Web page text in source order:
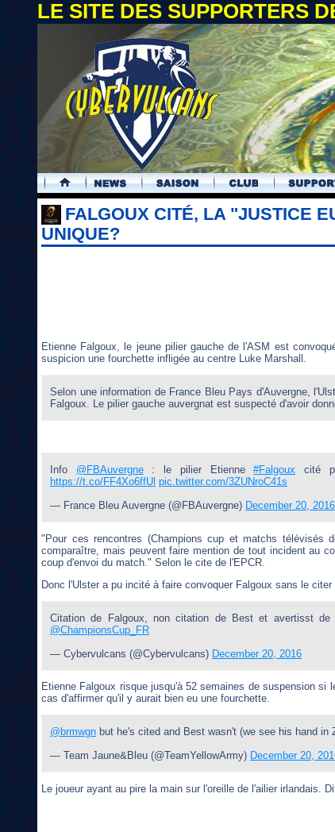
LE SITE DES SUPPORTERS
.
FALGOUX CITÉ, LA "JUSTICE
UNIQUE?
Etienne Falgoux, le jeune pilier gauche de l'ASM est
suspicion une fourchette infligée au centre Luke Marshall.
Selon une information de France Bleu Pays d'Auvergne,
Falgoux. Le pilier gauche auvergnat est suspecté d'avoir
Info @FBAuvergne: le pilier Etienne#Falgoux cité
https://t.co/FF4Xo6ffUl pic.twitter.com/3ZUNroC41s
— France Bleu Auvergne (@FBAuvergne) December 20, 2016
"Pour ces rencontres (Champions cup et matchs télévisés
comparaître, mais peuvent faire mention de tout incident au
coup d'envoi du match." Selon le cite de l'EPCR.
Donc l'Ulster a pu incité à faire convoquer Falgoux sans le citer
Citation de Falgoux, non citation de Best et avertisst
@ChampionsCup_FR
— Cybervulcans (@Cybervulcans) December 20, 2016
Etienne Falgoux risque jusqu'à 52 semaines de suspension
cas d'affirmer qu'il y aurait bien eu une fourchette.
@brmwgn but he's cited and Best wasn't (we see his hand in
— Team Jaune&Bleu (@TeamYellowArmy) December 20,
Le joueur ayant au pire la main sur l'oreille de l'ailier irlandais.